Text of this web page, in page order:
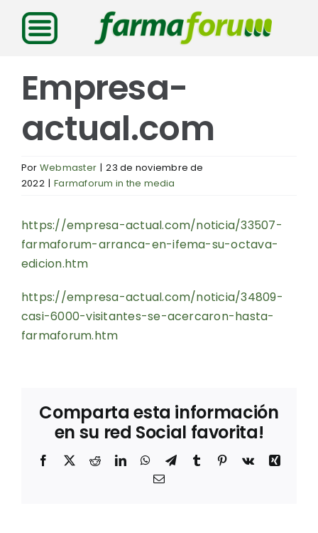
Saltar
contenido
Empresa-
actual.com
Por Webmaster | 23 de noviembre de
2022 | Farmaforum in the media
https://empresa-actual.com/noticia/33507-
farmaforum-arranca-en-ifema-su-octava-
edicion.htm
https://empresa-actual.com/noticia/34809-
casi-6000-visitantes-se-acercaron-hasta-
farmaforum.htm
Comparta esta información
en su red Social favorita!
Facebook
X RedditLinkedInWhatsApp
TelegramTumblr Pinterest
Vk
Xing
Correo